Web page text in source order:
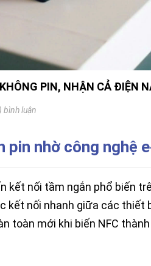
PIN, NHẬN CẢ ĐIỆN
bình luận
pin nhờ công nghệ
kết nối tầm ngắn phổ biến
nối nhanh giữa các thiết
toàn mới khi biến NFC